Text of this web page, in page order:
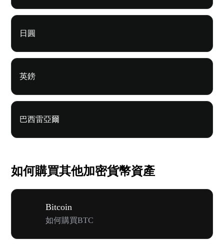
日圓
英鎊
巴西雷亞爾
如何購買其他加密貨幣資產
Bitcoin
如何購買BTC